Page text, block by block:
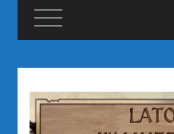
do
treści